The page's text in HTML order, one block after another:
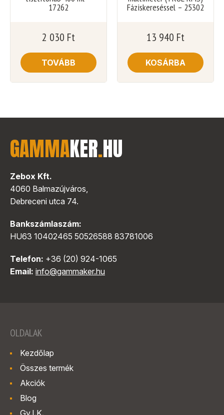
17262
2 030 Ft
TOVÁBB
Fáziskereséssel – 25302
13 940 Ft
KOSÁRBA
GAMMAKER.HU
Zebox Kft.
4060 Balmazújváros,
Debreceni utca 74.
Bankszámlaszám:
HU63 10402465 50526588 83781006
Telefon: +36 (20) 924-1065
Email: info@gammaker.hu
OLDALAK
Kezdőlap
Összes termék
Akciók
Blog
Gy.I.K.